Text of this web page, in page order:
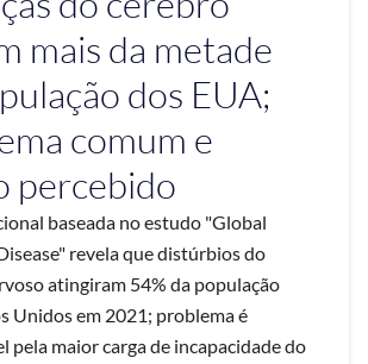
mais da metade
dos EUA;
comum e
percebido
baseada no estudo "Global
revela que distúrbios do
atingiram 54% da população
Unidos em 2021; problema é
pela maior carga de incapacidade do